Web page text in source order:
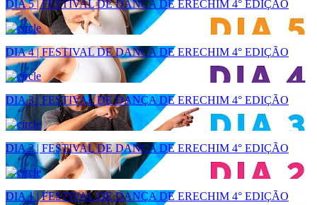
DIA 5 | FESTIVAL DE DANÇA DE ERECHIM 4° EDIÇÃO
DIA 4 | FESTIVAL DE DANÇA DE ERECHIM 4° EDIÇÃO
DIA 3 | FESTIVAL DE DANÇA DE ERECHIM 4° EDIÇÃO
DIA 2 | FESTIVAL DE DANÇA DE ERECHIM 4° EDIÇÃO
DIA 1 | FESTIVAL DE DANÇA DE ERECHIM 4° EDIÇÃO